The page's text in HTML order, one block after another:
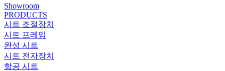
Showroom
PRODUCTS
시트 조절장치
시트 프레임
완성 시트
시트 전자장치
항공 시트